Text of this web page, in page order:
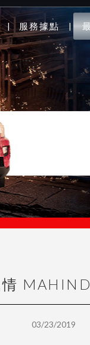
| 服務據點 |
03/23/2019